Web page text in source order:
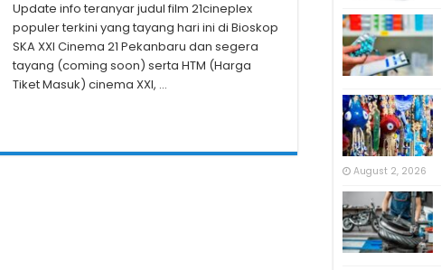
Update info teranyar judul film 21cineplex
populer terkini yang tayang hari ini di Bioskop
SKA XXI Cinema 21 Pekanbaru dan segera
tayang (coming soon) serta HTM (Harga
Tiket Masuk) cinema XXI, …
August 2, 2026